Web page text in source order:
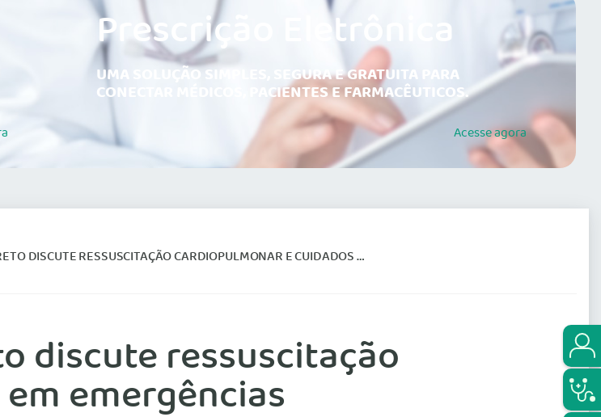
Prescrição Eletrônica
UMA SOLUÇÃO SIMPLES, SEGURA E GRATUITA PARA
CONECTAR MÉDICOS, PACIENTES E FARMACÊUTICOS.
Acesseagora
RESSUSCITAÇÃO CARDIOPULMONAR E CUIDADOS EM EMERGÊNCIAS
discute ressuscitação
emergências